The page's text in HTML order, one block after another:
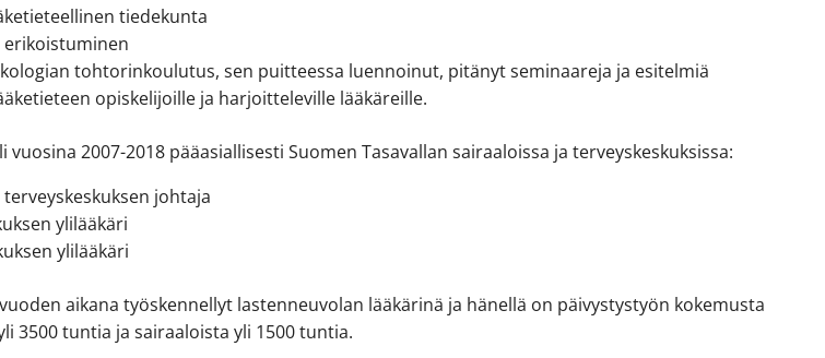
tiedekunta
erikoistuminen
tohtorinkoulutus, sen puitteessa luennoinut, pitänyt seminaareja ja esitelmiä
opiskelijoille ja harjoitteleville lääkäreille.
2007-2018 pääasiallisesti Suomen Tasavallan sairaaloissa ja terveyskeskuksissa:
johtaja
ylilääkäri
ylilääkäri
aikana työskennellyt lastenneuvolan lääkärinä ja hänellä on päivystystyön kokemusta
3500 tuntia ja sairaaloista yli 1500 tuntia.